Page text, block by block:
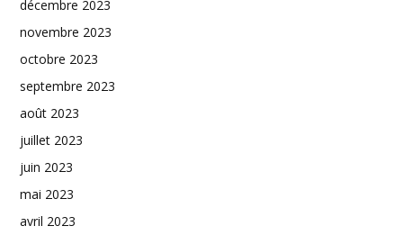
décembre 2023
novembre 2023
octobre 2023
septembre 2023
août 2023
juillet 2023
juin 2023
mai 2023
avril 2023